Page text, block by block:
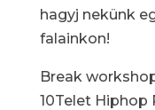
hagyj nekünk
falainkon!
Break
10Telet Hiphop